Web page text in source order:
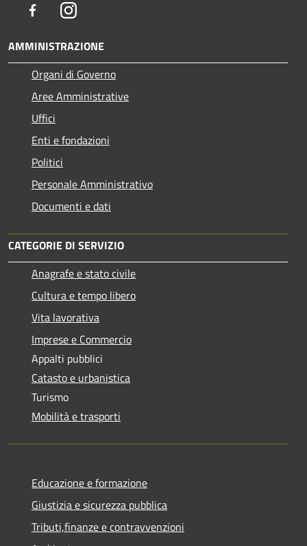
FacebookInstagram
AMMINISTRAZIONE
Organi di Governo
Aree Amministrative
Uffici
Enti e fondazioni
Politici
Personale Amministrativo
Documenti e dati
CATEGORIE DI SERVIZIO
Anagrafe e stato civile
Cultura e tempo libero
Vita lavorativa
Imprese e Commercio
Appalti pubblici
Catasto e urbanistica
Turismo
Mobilità e trasporti
Educazione e formazione
Giustizia e sicurezza pubblica
Tributi,finanze e contravvenzioni